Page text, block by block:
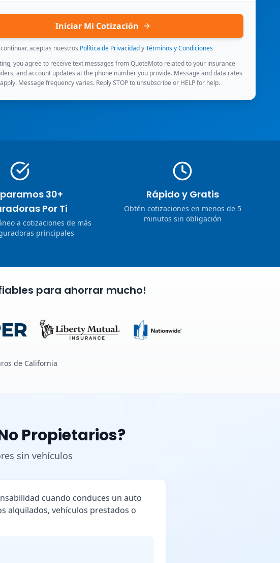
Iniciar Mi Cotización
aceptas nuestros Política de PrivacidadyTérminos y Condiciones
you agree to receive text messages from QuoteMoto related to your insurance
and account updates at the phone number you provide. Message and data rates
Message frequency varies. Reply STOP to unsubscribe or HELP for help.
30+
Por Ti
a cotizaciones de más
principales
Rápido y Gratis
Obtén cotizaciones en menos de 5
minutos sin obligación
para ahorrar mucho!
de California
Propietarios?
sin vehículos
cuando conduces un auto
alquilados, vehículos prestados o